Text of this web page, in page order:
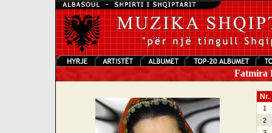
Fatmira
Nr.
1
2